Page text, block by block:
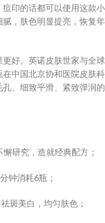
印的话都可以使用这款小
，肤色明显提亮，恢复年
好。英诺皮肤世家与全球
中国北京协和医院皮肤科
、细致平滑、紧致弹润的
研究，造就经典配方；
钟消耗6瓶；
斑美白，均匀肤色；